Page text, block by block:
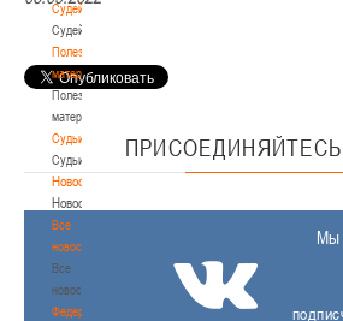
Судейство
Судейство
Полезные
материалы
Полезные
материалы
Судьи
Судьи
Новости
Новости
Все
новости
Все
новости
Федерация
ПРИСОЕДИНЯЙТЕСЬ
Мы